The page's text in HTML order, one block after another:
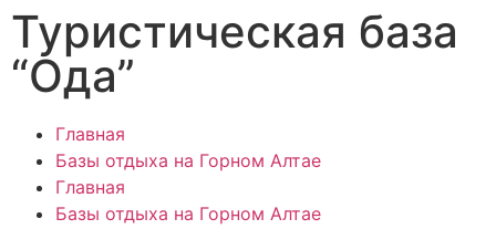
Туристическая база
“Ода”
Главная
Базы отдыха на Горном Алтае
Главная
Базы отдыха на Горном Алтае